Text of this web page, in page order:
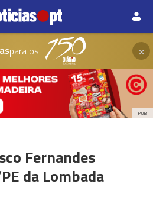
para os ×
PUB
Fernandes
da Lombada